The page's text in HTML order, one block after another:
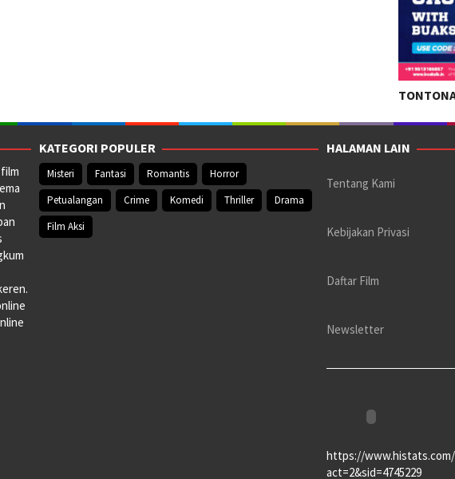
KATEGORI POPULER
Misteri Fantasi Romantis
Horror
Petualangan
Crime Komedi Thriller
Drama
Film Aksi
HALAMAN LAIN
Tentang Kami
Kebijakan Privasi
Daftar Film
Newsletter
https://
act=2&sid=4745229